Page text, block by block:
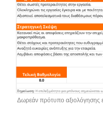
Δωρεάν πρότυπο αξιολόγησης